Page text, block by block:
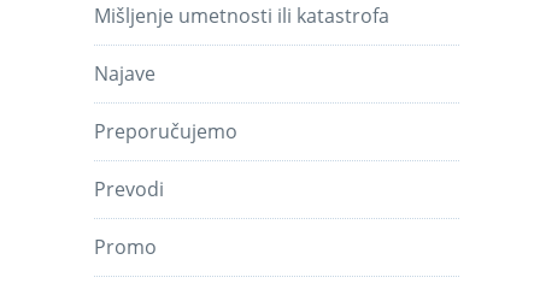
Mišljenje umetnosti ili katastrofa
Najave
Preporučujemo
Prevodi
Promo